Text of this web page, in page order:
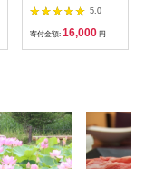
お米 5kg 精米済み
（お米の美味しい炊き
方ガイド付き）
5.0
寄付金額: 16,000 円